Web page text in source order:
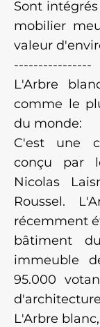
Sont
mobilier
valeur
----------------
L'Arbre
comme le
du monde:
C'est une
conçu par
Nicolas
Roussel.
récemment
bâtiment
immeuble
95.000
L'Arbre